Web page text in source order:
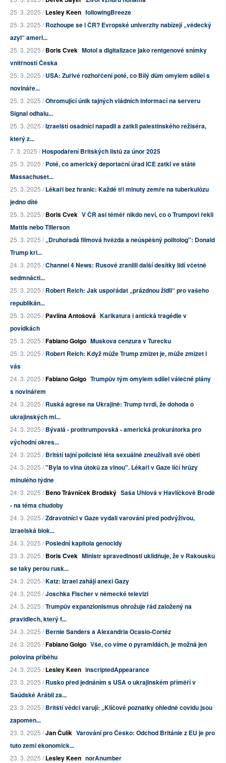
25. 3. 2025 /Lesley Keen followingBreeze
25. 3. 2025 /Rozhoupe se i ČR? Evropské univerzity nabízejí „vědecký
azyl“ ameri...
25. 3. 2025 /Boris Cvek Motol a digitalizace jako rentgenové snímky
vnitřností Česka
25. 3. 2025 /USA: Zuřivé rozhořčení poté, co Bílý dům omylem sdílel s
novináře...
25. 3. 2025 /Ohromující únik tajných vládních informací na serveru
Signal odhalu...
25. 3. 2025 /Izraelští osadníci napadli a zatkli palestinského režiséra,
který z...
7. 3. 2025 /Hospodaření Britských listů za únor 2025
25. 3. 2025 /Poté, co americký deportační úřad ICE zatkl ve státě
Massachuset...
25. 3. 2025 /Lékaři bez hranic: Každé tři minuty zemře na tuberkulózu
jedno dítě
25. 3. 2025 /Boris Cvek V ČR asi téměř nikdo neví, co o Trumpovi řekli
Mattis nebo Tillerson
25. 3. 2025 /„Druhořadá filmová hvězda a neúspěšný politolog": Donald
Trump kri...
24. 3. 2025 /Channel 4 News: Rusové zraniili další desítky lidí včetně
sedmnácti...
25. 3. 2025 /Robert Reich: Jak uspořádat „prázdnou židli“ pro vašeho
republikán...
25. 3. 2025 /Pavlína Antošová Karikatura i antická tragédie v
povídkách
25. 3. 2025 /Fabiano Golgo Muskova cenzura v Turecku
25. 3. 2025 /Robert Reich: Když může Trump zmizet je, může zmizet i
vás
24. 3. 2025 /Fabiano Golgo Trumpův tým omylem sdílel válečné plány
s novinářem
24. 3. 2025 /Ruská agrese na Ukrajině: Trump tvrdí, že dohoda o
ukrajinských mi...
24. 3. 2025 /Bývalá - protitrumpovská - americká prokurátorka pro
východní okres...
24. 3. 2025 /Britští tajní policisté léta sexuálně zneužívali své oběti
24. 3. 2025 /"Byla to vlna útoků za vlnou". Lékaři v Gaze líčí hrůzy
minulého týdne
24. 3. 2025 /Beno Trávníček Brodský Saša Uhlová v Havlíčkově Brodě
- na téma chudoby
24. 3. 2025 /Zdravotníci v Gaze vydali varování před podvýživou,
izraelská blok...
24. 3. 2025 /Poslední kapitola genocidy
23. 3. 2025 /Boris Cvek Ministr spravedlnosti uklidňuje, že v Rakousku
se taky perou rusk...
24. 3. 2025 /Katz: Izrael zahájí anexi Gazy
24. 3. 2025 /Joschka Fischer v německé televizi
24. 3. 2025 /Trumpův expanzionismus ohrožuje řád založený na
pravidlech, který f...
24. 3. 2025 /Bernie Sanders a Alexandria Ocasio-Cortéz
24. 3. 2025 /Fabiano Golgo Vše, co víme o pyramidách, je možná jen
polovina příběhu
24. 3. 2025 /Lesley Keen inscriptedAppearance
23. 3. 2025 /Rusko před jednáním s USA o ukrajinském příměří v
Saúdské Arábii za...
23. 3. 2025 /Britští vědci varují: „Klíčové poznatky ohledně covidu jsou
zapomen...
23. 3. 2025 /Jan Čulík Varování pro Česko: Odchod Británie z EU je pro
tuto zemi ekonomick...
23. 3. 2025 /Lesley Keen norAnumber